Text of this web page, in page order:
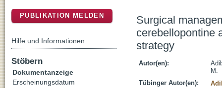
Surgical
cerebellopontine
strategy
Autor(en):
M.
Tübinger Autor(en):
PUBLIKATION MELDEN
Hilfe und Informationen
Stöbern
Dokumentanzeige
Erscheinungsdatum